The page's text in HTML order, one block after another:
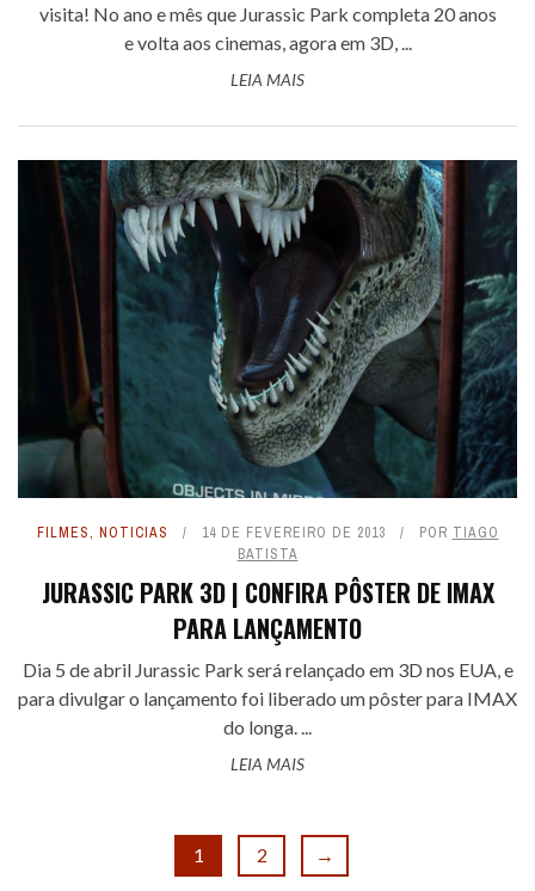
visita! No ano e mês que Jurassic Park completa 20 anos
e volta aos cinemas, agora em 3D, ...
LEIA MAIS
FILMES, NOTICIAS 14 DE FEVEREIRO DE 2013 POR TIAGO
BATISTA
JURASSIC PARK 3D | CONFIRA PÔSTER DE IMAX
PARA LANÇAMENTO
Dia 5 de abril Jurassic Park será relançado em 3D nos EUA, e
para divulgar o lançamento foi liberado um pôster para IMAX
do longa. ...
LEIA MAIS
1 2 →